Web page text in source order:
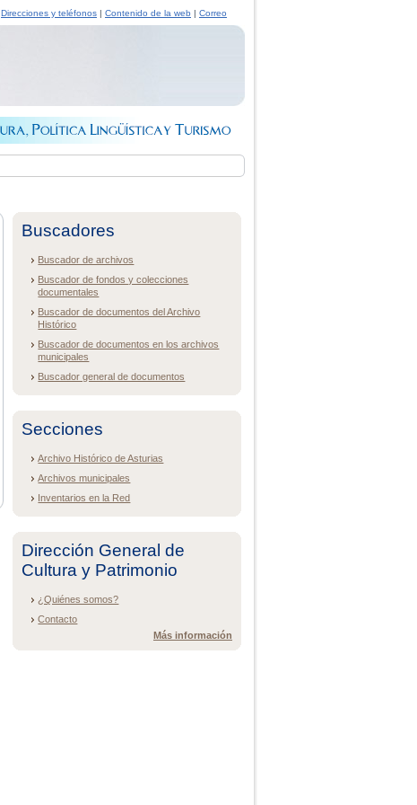
Direcciones y teléfonos | Contenido de la web | Correo
Buscadores
Buscador de archivos
Buscador de fondos y colecciones
documentales
Buscador de documentos del Archivo
Histórico
Buscador de documentos en los archivos
municipales
Buscador general de documentos
Secciones
Archivo Histórico de Asturias
Archivos municipales
Inventarios en la Red
Dirección General de
Cultura y Patrimonio
¿Quiénes somos?
Contacto
Más información